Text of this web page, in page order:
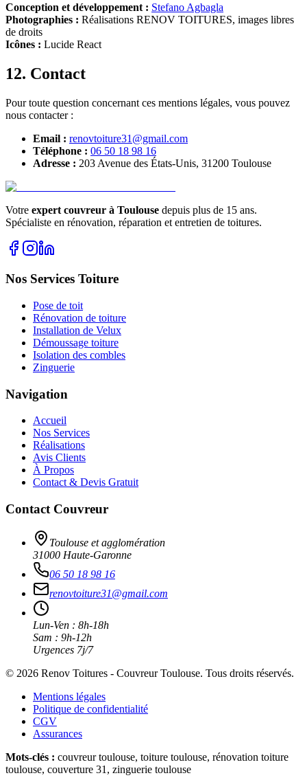
Conception et développement : Stefano Agbagla
Photographies : Réalisations RENOV TOITURES, images libres
de droits
Icônes : Lucide React
12. Contact
Pour toute question concernant ces mentions légales, vous pouvez
nous contacter :
Email : renovtoiture31@gmail.com
Téléphone : 06 50 18 98 16
Adresse : 203 Avenue des États-Unis, 31200 Toulouse
Votre expert couvreur à Toulouse depuis plus de 15 ans.
Spécialiste en rénovation, réparation et entretien de toitures.
Nos Services Toiture
Pose de toit
Rénovation de toiture
Installation de Velux
Démoussage toiture
Isolation des combles
Zinguerie
Navigation
Accueil
Nos Services
Réalisations
Avis Clients
À Propos
Contact & Devis Gratuit
Contact Couvreur
Toulouse et agglomération
31000 Haute-Garonne
06 50 18 98 16
renovtoiture31@gmail.com
Lun-Ven : 8h-18h
Sam : 9h-12h
Urgences 7j/7
© 2026 Renov Toitures - Couvreur Toulouse. Tous droits réservés.
Mentions légales
Politique de confidentialité
CGV
Assurances
Mots-clés : couvreur toulouse, toiture toulouse, rénovation toiture
toulouse, couverture 31, zinguerie toulouse